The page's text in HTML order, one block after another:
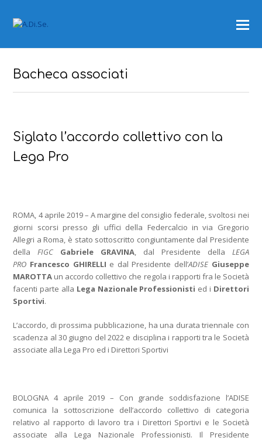
Bacheca associati
Siglato l’accordo collettivo con la
Lega Pro
ROMA, 4 aprile 2019 – A margine del consiglio federale, svoltosi nei
giorni scorsi presso gli uffici della Federcalcio in via Gregorio
Allegri a Roma, è stato sottoscritto congiuntamente dal Presidente
dellaFIGC Gabriele GRAVINA, dal Presidente della LEGA
PRO Francesco GHIRELLI e dal Presidente dell’ADISE Giuseppe
MAROTTA un accordo collettivo che regola i rapporti fra le Società
facenti parte alla Lega Nazionale Professionisti ed i Direttori
Sportivi.
L’accordo, di prossima pubblicazione, ha una durata triennale con
scadenza al 30 giugno del 2022 e disciplina i rapporti tra le Società
associate alla Lega Pro ed i Direttori Sportivi
BOLOGNA 4 aprile 2019 – Con grande soddisfazione l’ADISE
comunica la sottoscrizione dell’accordo collettivo di categoria
relativo al rapporto di lavoro tra i Direttori Sportivi e le Società
associate alla Lega Nazionale Professionisti. Il Presidente